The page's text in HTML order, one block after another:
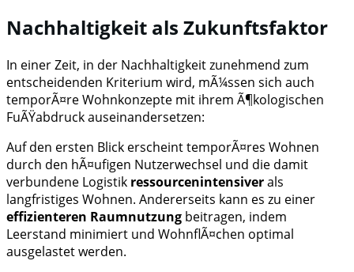
Nachhaltigkeit als Zukunftsfaktor
In einer Zeit, in der Nachhaltigkeit zunehmend zum
entscheidenden Kriterium wird, mÃ¼ssen sich auch
temporÃ¤re Wohnkonzepte mit ihrem Ã¶kologischen
FuÃŸabdruck auseinandersetzen:
Auf den ersten Blick erscheint temporÃ¤res Wohnen
durch den hÃ¤ufigen Nutzerwechsel und die damit
verbundene Logistik ressourcenintensiverals
langfristiges Wohnen. Andererseits kann es zu einer
effizienteren Raumnutzung beitragen, indem
Leerstand minimiert und WohnflÃ¤chen optimal
ausgelastet werden.